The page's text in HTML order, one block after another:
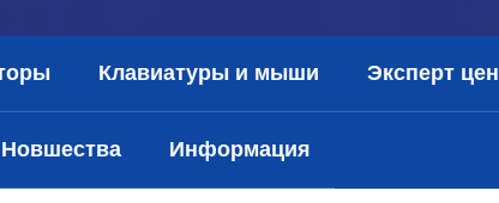
Клавиатуры и мыши Эксперт цен
Новшества Информация